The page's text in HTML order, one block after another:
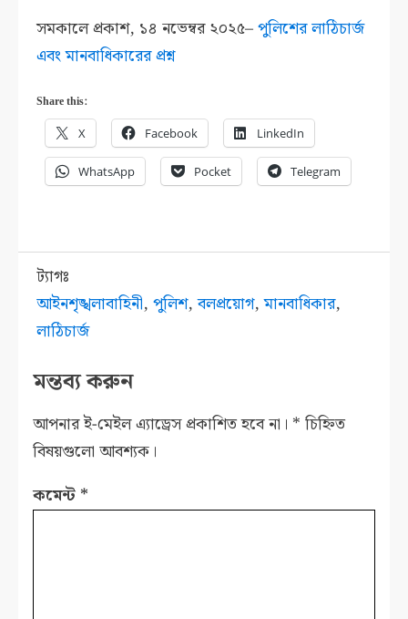
সমকালে প্রকাশ, ১৪ নভেম্বর ২০২৫–পুলিশের লাঠিচার্জ
এবং মানবাধিকারের প্রশ্ন
Share this:
X Facebook LinkedIn
WhatsApp Pocket Telegram
ট্যাগঃ
আইনশৃঙ্খলাবাহিনী,পুলিশ,বলপ্রয়োগ,মানবাধিকার,
লাঠিচার্জ
মন্তব্য করুন
আপনার ই-মেইল এ্যাড্রেস প্রকাশিত হবে না। * চিহ্নিত
বিষয়গুলো আবশ্যক।
কমেন্ট *